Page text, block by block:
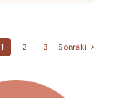
1 2 3 Sonraki